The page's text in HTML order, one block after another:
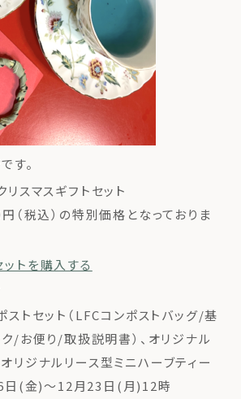
す。
スマスギフトセット
税込）の特別価格 となっておりま
ットを購入する
ストセット（LFCコンポストバッグ/基
/お便り/取扱説明書）、オリジナル
オリジナルリース型ミニハーブティー
日(金)〜12月23日(月)12時